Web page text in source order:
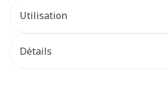
Utilisation
Détails